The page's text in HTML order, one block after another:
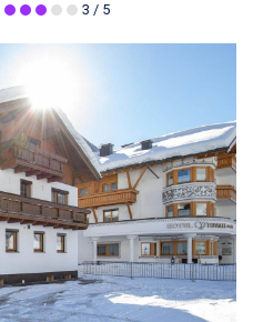
3 / 5